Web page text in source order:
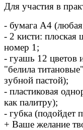
Для участия в
- бумага А4
- 2 кисти: плоская
номер 1;
- гуашь 12 цветов
"белила
зубной пастой);
- пластиковая
как палитру);
- губка (подойдет
+ Ваше желание